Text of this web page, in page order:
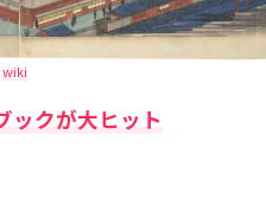
wiki
ックが大ヒット